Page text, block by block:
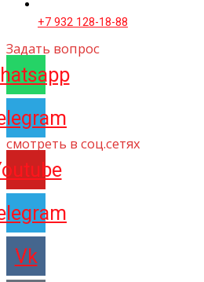
+7 932 128-18-88
Задать вопрос
смотреть в соц.сетях
Vk